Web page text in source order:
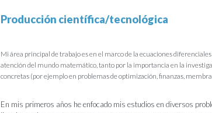
Producción científica/tecnológica
Mi área principal de trabajo es en el marco de la ecuaciones
atención del mundo matemático, tanto por la importancia en la
concretas (por ejemplo en problemas de optimización, finanzas,
En mis primeros años he enfocado mis estudios en diversos